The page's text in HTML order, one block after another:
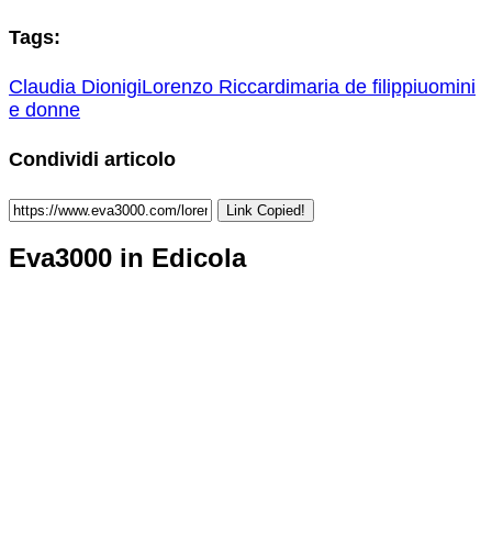
Tags:
Claudia DionigiLorenzo Riccardimaria de filippiuomini
e donne
Condividi articolo
Link Copied!
Eva3000 in Edicola